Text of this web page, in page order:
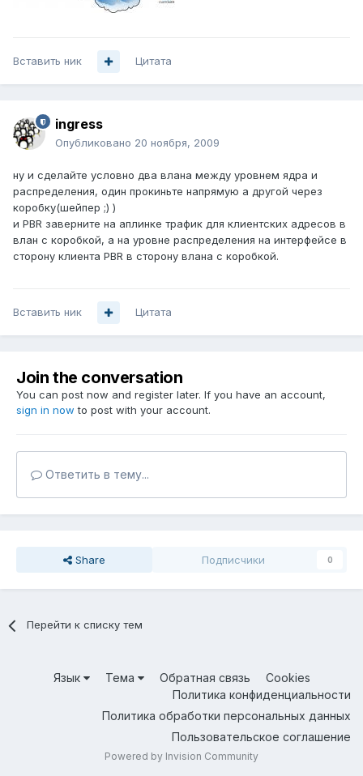
Вставить ник Цитата
ingress
Опубликовано 20 ноября, 2009
ну и сделайте условно два влана между уровнем ядра и
распределения, один прокиньте напрямую а другой через
коробку(шейпер ;) )
и PBR заверните на аплинке трафик для клиентских адресов в
влан с коробкой, а на уровне распределения на интерфейсе в
сторону клиента PBR в сторону влана с коробкой.
Вставить ник Цитата
Join the conversation
You can post now and register later. If you have an account,
sign in now to post with your account.
Ответить в тему...
Share Подписчики 0
Перейти к списку тем
Язык Тема Обратная связь
Cookies
Политика конфиденциальности
Политика обработки персональных данных
Пользовательское соглашение
Powered by Invision Community